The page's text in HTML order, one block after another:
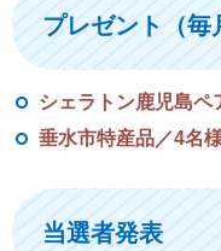
プレゼント（毎
シェラトン鹿児島ペ
垂水市特産品／4名
当選者発表